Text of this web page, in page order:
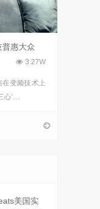
惠大众
3.27W
在变频技术上
心’…
美国实